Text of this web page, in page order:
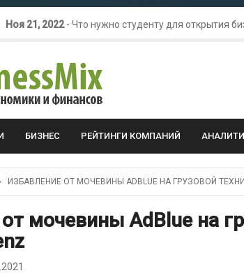
Ноя 21, 2022- Что нужно студенту для открытия
Май 16, 2022-Курсовые колебания: как защитить
БИЗНЕС РЕЙТИНГИ КОМПАНИЙ
ИЗБАВЛЕНИЕ ОТ МОЧЕВИНЫ ADBLUE НА ГРУЗОВОЙ
мочевины AdBlue на